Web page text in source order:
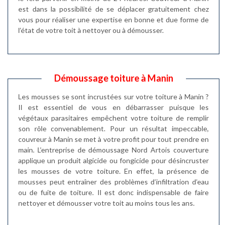
est dans la possibilité de se déplacer gratuitement chez
vous pour réaliser une expertise en bonne et due forme de
l’état de votre toit à nettoyer ou à démousser.
Démoussage toiture à Manin
Les mousses se sont incrustées sur votre toiture à Manin ?
Il est essentiel de vous en débarrasser puisque les
végétaux parasitaires empêchent votre toiture de remplir
son rôle convenablement. Pour un résultat impeccable,
couvreur à Manin se met à votre profit pour tout prendre en
main. L’entreprise de démoussage Nord Artois couverture
applique un produit algicide ou fongicide pour désincruster
les mousses de votre toiture. En effet, la présence de
mousses peut entraîner des problèmes d’infiltration d’eau
ou de fuite de toiture. Il est donc indispensable de faire
nettoyer et démousser votre toit au moins tous les ans.